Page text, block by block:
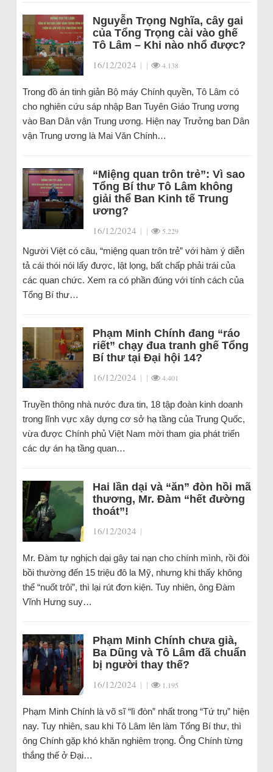
Nguyễn Trọng Nghĩa, cây gai
của Tổng Trọng cài vào ghế
Tô Lâm – Khi nào nhổ được?
16/12/2024 | | 4.138
Trong đồ án tinh giản Bộ máy Chính quyền, Tô Lâm có
cho nghiên cứu sáp nhập Ban Tuyên Giáo Trung ương
vào Ban Dân vận Trung ương. Hiện nay Trưởng ban Dân
vận Trung ương là Mai Văn Chính…
“Miệng quan trôn trẻ”: Vì sao
Tổng Bí thư Tô Lâm không
giải thể Ban Kinh tế Trung
ương?
16/12/2024 | | 5.229
Người Việt có câu, “miệng quan trôn trẻ” với hàm ý diễn
tả cái thói nói lấy được, lật lọng, bất chấp phải trái của
các quan chức. Xem ra có phần đúng với tính cách của
Tổng Bí thư…
Phạm Minh Chính đang “ráo
riết” chạy đua tranh ghế Tổng
Bí thư tại Đại hội 14?
16/12/2024 | | 4.401
Truyền thông nhà nước đưa tin, 18 tập đoàn kinh doanh
trong lĩnh vực xây dựng cơ sở hạ tầng của Trung Quốc,
vừa được Chính phủ Việt Nam mời tham gia phát triển
các dự án hạ tầng quan…
Hai lần dại và “ăn” đòn hồi mã
thương, Mr. Đàm “hết đường
thoát”!
16/12/2024 |
Mr. Đàm tự nghịch dại gây tai nạn cho chính mình, rồi đòi
bồi thường đến 15 triệu đô la Mỹ, nhưng khi thấy không
thể “nuốt trôi”, thì lại rút đơn kiện. Tuy nhiên, ông Đàm
Vĩnh Hưng suy…
Phạm Minh Chính chưa già,
Ba Dũng và Tô Lâm đã chuẩn
bị người thay thế?
16/12/2024 | | 1.195
Phạm Minh Chính là võ sĩ “lì đòn” nhất trong “Tứ trụ” hiện
nay. Tuy nhiên, sau khi Tô Lâm lên làm Tổng Bí thư, thì
ông Chính gặp khó khăn nghiêm trọng. Ông Chính từng
thắng thế ở Đại…